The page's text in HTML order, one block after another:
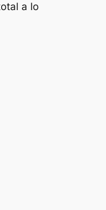
a lo